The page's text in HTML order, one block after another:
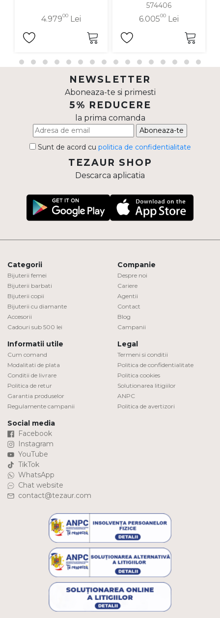
4.97900Lei
574406
6.00500Lei
NEWSLETTER
Aboneaza-te si primesti
5% REDUCERE
la prima comanda
Aboneaza-te
Sunt de acord cu politica de confidentialitate
TEZAUR SHOP
Descarca aplicatia
Categorii
Bijuterii femei
Bijuterii barbati
Bijuterii copii
Bijuterii cu diamante
Accesorii
Cadouri sub 500 lei
Companie
Despre noi
Cariere
Agentii
Contact
Blog
Campanii
Informatii utile
Cum comand
Modalitati de plata
Conditii de livrare
Politica de retur
Garantia produselor
Regulamente campanii
Legal
Termeni si conditii
Politica de confidentialitate
Politica cookies
Solutionarea litigiilor
ANPC
Politica de avertizori
Social media
Facebook
Instagram
YouTube
TikTok
WhatsApp
Chat website
contact@tezaur.com